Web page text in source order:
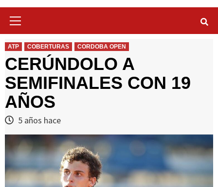
ATP COBERTURAS CORDOBA OPEN
CERÚNDOLO A
SEMIFINALES CON 19
AÑOS
5 años hace